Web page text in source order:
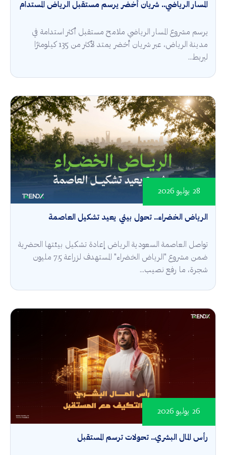
المسار الرياضي.. شريان أخضر يرسم مستقبل الرياض المستدام
يرسم مشروع المسار الرياضي ملامح مستقبل أكثر استدامة في
مدينة الرياض، عبر شريان أخضر يمتد لأكثر من 135 كيلومترًا
ليربط...
الرياض الخضراء.. تحول بيئي يعيد تشكيل العاصمة
28 يوليو 2026
تواصل العاصمة السعودية الرياض إعادة تشكيل بيئتها الحضرية
ضمن مشروع "الرياض الخضراء" المستهدف لزراعة 7.5 مليون
شجرة، ما رفع نصيب...
رأس المال البشري.. تحولات ترسم المستقبل
26 يوليو 2026